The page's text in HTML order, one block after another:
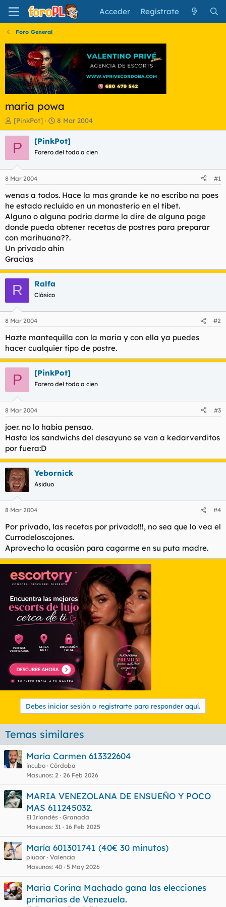
Acceder Regístrate
Foro General
maria powa
I
n
i
c
a
d
o
r
e
l
t
e
m
a
[PinkPot]
F
e
c
a
i
n
i
c
i
o
8 Mar 2004
P [PinkPot]
Forero del todo a cien
8 Mar 2004 #1
wenas a todos. Hace la mas grande ke no escribo na poes
he estado recluido en un monasterio en el tibet.
Alguno o alguna podria darme la dire de alguna page
donde pueda obtener recetas de postres para preparar
con marihuana??.
Un privado ahin
Gracias
R Ralfa
Clásico
8 Mar 2004 #2
Hazte mantequilla con la maria y con ella ya puedes
hacer cualquier tipo de postre.
P [PinkPot]
Forero del todo a cien
8 Mar 2004 #3
joer. no lo habia pensao.
Hasta los sandwichs del desayuno se van a kedarverditos
por fuera:D
Yebornick
Asiduo
8 Mar 2004 #4
Por privado, las recetas por privado!!!, no sea que lo vea el
Currodeloscojones.
Aprovecho la ocasión para cagarme en su puta madre.
Debes iniciar sesión o registrarte para responder aquí.
Temas similares
María Carmen 613322604
incubo Córdoba
Masunos 2 26 Feb 2026
MARIA VENEZOLANA DE ENSUEÑO Y POCO
MAS 611245032.
El Irlandés Granada
Masunos 31 16 Feb 2025
María 601301741 (40€ 30 minutos)
piuaor Valencia
Masunos 40 5 May 2026
Maria Corina Machado gana las elecciones
primarias de Venezuela.